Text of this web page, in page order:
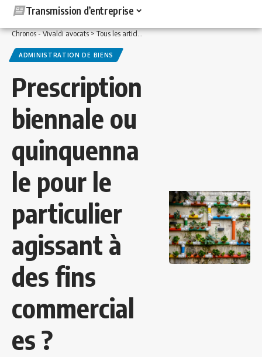
Transmission d’entreprise
Chronos - Vivaldi avocats>Tous les articles >Immobilier>Administration de
ADMINISTRATION DE BIENS
Prescription
biennale ou
quinquenna
le pour le
particulier
agissant à
des fins
commercial
es ?